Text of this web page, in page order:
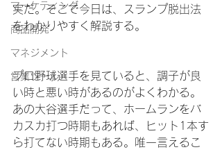
マーケティング
商品開発
マネジメント
営業ツール
実だ。そこで今日は、スランプ脱出法
をわかりやすく解説する。
プロ野球選手を見ていると、調子が良
い時と悪い時があるのがよくわかる。
あの大谷選手だって、ホームランをバ
カスカ打つ時期もあれば、ヒット1本す
ら打てない時期もある。唯一言えるこ